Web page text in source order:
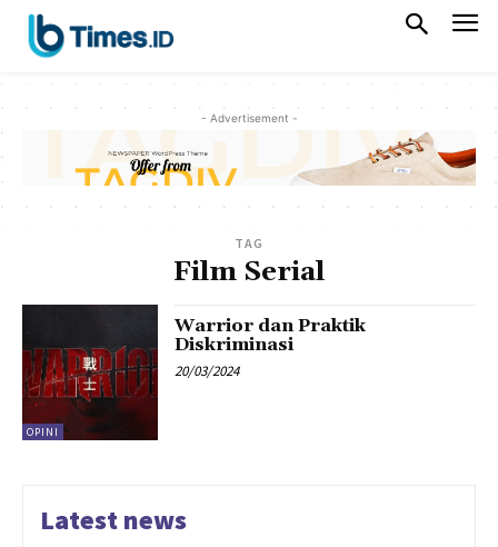
- Advertisement -
TAG
Film Serial
OPINI
Warrior dan Praktik
Diskriminasi
20/03/2024
Latest news